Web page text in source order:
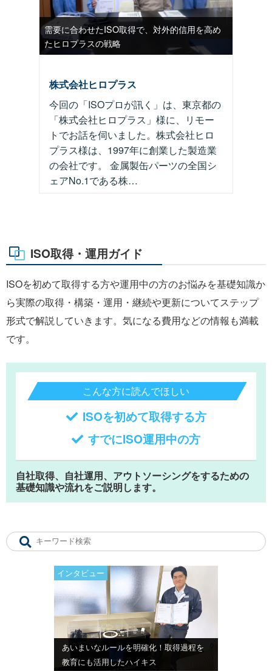
需要に合わせたISO取得で、対外的信用を高め
たヒロプラスの戦略
株式会社ヒロプラス
今回の「ISOプロが訊く」は、東京都の
「株式会社ヒロプラス」様に、リモー
トでお話を伺いました。株式会社ヒロ
プラス様は、1997年に創業した製造業
の会社です。 金属製缶パーツの全国シ
ェアNo.1である株…
ISO取得・運用ガイド
ISOを初めて取得する方や運用中の方のお悩みを基礎知識か
ら実際の取得・構築・運用・継続や更新についてステップ
形式で解説していきます。気になる費用などの情報も満載
です。
こんな方に読んでほしい
ISOを初めて取得する方
すでにISO運用中の方
自社取得、自社運用、アウトソーシングをするための
基礎知識や流れをご説明します。
インタビュー
あいまいなルールを明確化！取得過程を
教育にも活用したハイキス